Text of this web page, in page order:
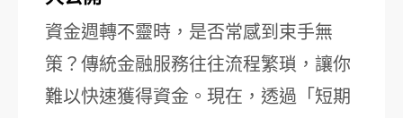
資金週轉不靈時，是否常感到束手無
策？傳統金融服務往往流程繁瑣，讓你
難以快速獲得資金。現在，透過「短期